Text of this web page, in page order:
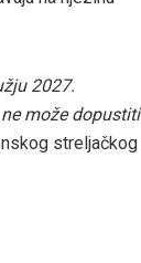
2027.
može dopustiti
streljačkog